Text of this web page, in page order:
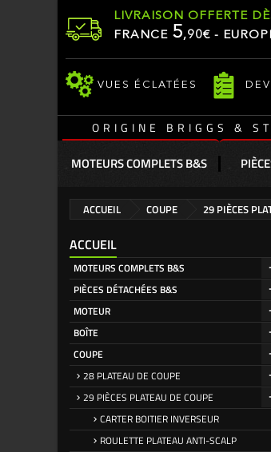
LIVRAISON OFFERTE
FRANCE 5,90€ -
VUES ÉCLATÉES
ORIGINE BRIGGS &
MOTEURS COMPLETS B&S
ACCUEIL COUPE 29 PIÈCES
ACCUEIL
MOTEURS COMPLETS B&S
PIÈCES DÉTACHÉES B&S
MOTEUR
BOÎTE
COUPE
28 PLATEAU DE COUPE
29 PIÈCES PLATEAU DE COUPE
CARTER BOITIER INVERSEUR
ROULETTE PLATEAU ANTI-SCALP